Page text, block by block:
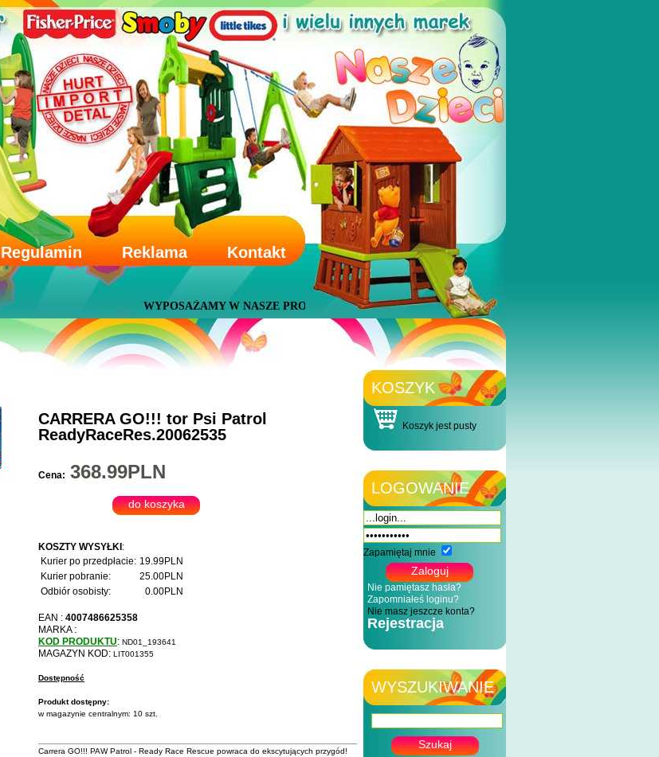
Regulamin Reklama Kontakt
WYPOSAŻAMY W NASZE PRODUKTY PRZEDSZKOLA, PLACE ZABAW, SALE ZABAW, KLUBY
CARRERA GO!!! tor Psi Patrol
ReadyRaceRes.20062535
Cena: 368.99PLN
KOSZTY WYSYŁKI:
Kurier po przedpłacie: 19.99PLN
Kurier pobranie:
25.00PLN
Odbiór osobisty:
0.00PLN
EAN : 4007486625358
MARKA :
KOD PRODUKTU: ND01_193641
MAGAZYN KOD: LIT001355
Dostępność
Produkt dostępny:
w magazynie centralnym: 10 szt.
Carrera GO!!! PAW Patrol - Ready Race Rescue powraca do ekscytujących przygód!
KOSZYK
Koszyk jest pusty
LOGOWANIE
Zapamiętaj mnie
Nie pamiętasz hasła?
Zapomniałeś loginu?
Nie masz jeszcze konta?
Rejestracja
WYSZUKIWANIE